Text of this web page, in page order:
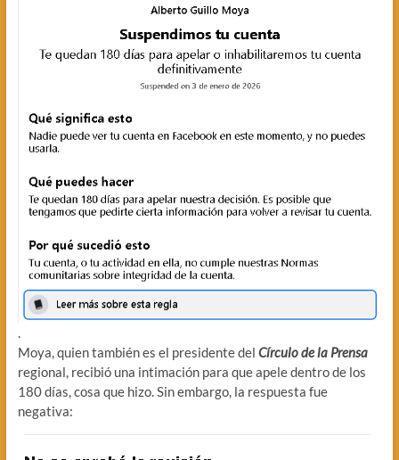
.
Moya, quien también es el presidente del Círculo de la Prensa
regional, recibió una intimación para que apele dentro de los
180 días, cosa que hizo. Sin embargo, la respuesta fue
negativa: